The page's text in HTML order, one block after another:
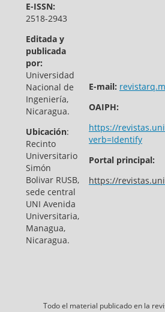
E-ISSN:
2518-2943
Editada y
publicada
por:
Universidad
Nacional de
Ingeniería,
Nicaragua.
Ubicación:
Recinto
Universitario
Simón
Bolivar RUSB,
sede central
UNI Avenida
Universitaria,
Managua,
Nicaragua.
E-mail:
OAIPH:
https://
verb=Identify
Portal principal:
https://
Todo el material publicado en la